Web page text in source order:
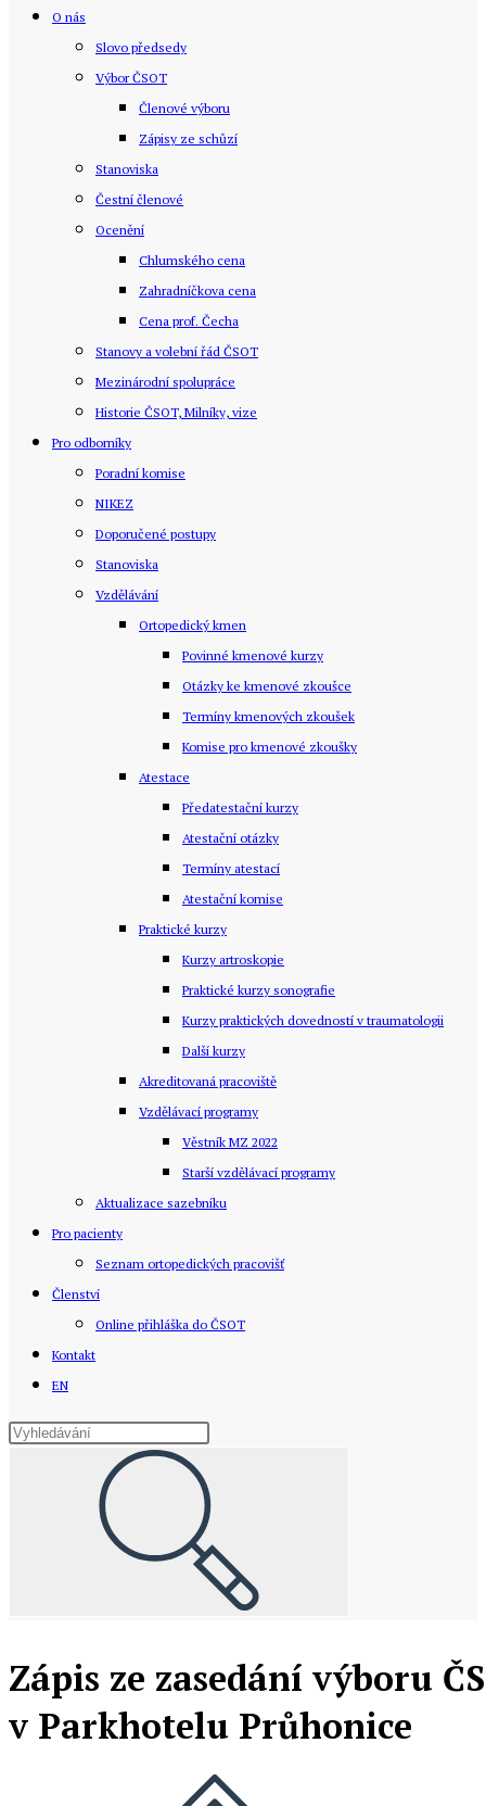
O nás
Slovo předsedy
Výbor ČSOT
Členové výboru
Zápisy ze schůzí
Stanoviska
Čestní členové
Ocenění
Chlumského cena
Zahradníčkova cena
Cena prof. Čecha
Stanovy a volební řád ČSOT
Mezinárodní spolupráce
Historie ČSOT, Milníky, vize
Pro odborníky
Poradní komise
NIKEZ
Doporučené postupy
Stanoviska
Vzdělávání
Ortopedický kmen
Povinné kmenové kurzy
Otázky ke kmenové zkoušce
Termíny kmenových zkoušek
Komise pro kmenové zkoušky
Atestace
Předatestační kurzy
Atestační otázky
Termíny atestací
Atestační komise
Praktické kurzy
Kurzy artroskopie
Praktické kurzy sonografie
Kurzy praktických dovedností v traumatologii
Další kurzy
Akreditovaná pracoviště
Vzdělávací programy
Věstník MZ 2022
Starší vzdělávací­ programy
Aktualizace sazebníku
Pro pacienty
Seznam ortopedických pracovišť
Členství
Online přihláška do ČSOT
Kontakt
EN
Zápis ze zasedání výboru
v Parkhotelu Průhonice